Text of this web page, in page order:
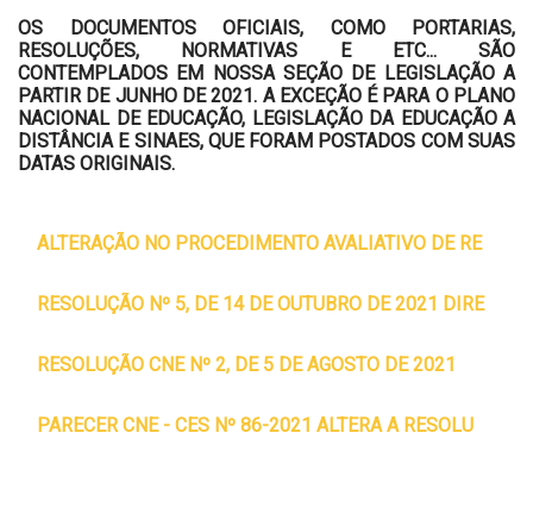
OS DOCUMENTOS OFICIAIS, COMO PORTARIAS,
RESOLUÇÕES, NORMATIVAS E ETC... SÃO
CONTEMPLADOS EM NOSSA SEÇÃO DE LEGISLAÇÃO A
PARTIR DE JUNHO DE 2021. A EXCEÇÃO É PARA O PLANO
NACIONAL DE EDUCAÇÃO, LEGISLAÇÃO DA EDUCAÇÃO A
DISTÂNCIA E SINAES, QUE FORAM POSTADOS COM SUAS
DATAS ORIGINAIS.
ALTERAÇÃO NO PROCEDIMENTO AVALIATIVO DE RECONHECIMENTO DE CURSO
RESOLUÇÃO Nº 5, DE 14 DE OUTUBRO DE 2021 DIRETRIZES CURRICULARES NACIONAIS DO CURSO DE GRADUAÇÃO EM ADMINISTRAÇÃO
RESOLUÇÃO CNE Nº 2, DE 5 DE AGOSTO DE 2021
PARECER CNE - CES Nº 86-2021 ALTERA A RESOLUÇÃO Nº 1, DE 6 DE ABRIL DE 2018